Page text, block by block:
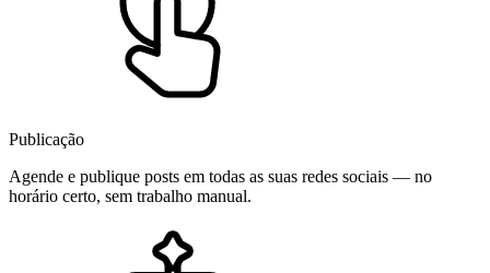
Publicação
Agende e publique posts em todas as suas redes sociais — no
horário certo, sem trabalho manual.